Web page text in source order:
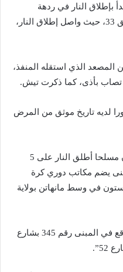
بإطلاق النار في ردهة
المبنى، ثم استقل المصعد إلى الطابق 33، حيث واصل إطلاق النار،
المصعد الذي استقله المنفذ،
تصاب بأذى، كما ذكرت تيش.
لديه تاريخ موثق من المرض
وكانت وسائل إعلام أمريكية ذكرت أن مسلحا أطلق النار على 5
يضم مكاتب دوري كرة
في وسط مانهاتن بولاية
وأوضحت الصحيفة أن “إطلاق النار وقع في المبنى رقم 345 بشارع